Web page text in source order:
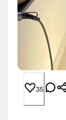
35